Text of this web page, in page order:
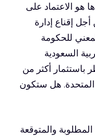
هو الاعتماد على
إقناع إدارة
للحكومة
السعودية
باستثمار أكثر من
المتحدة. هل ستكون
والمتوقعة